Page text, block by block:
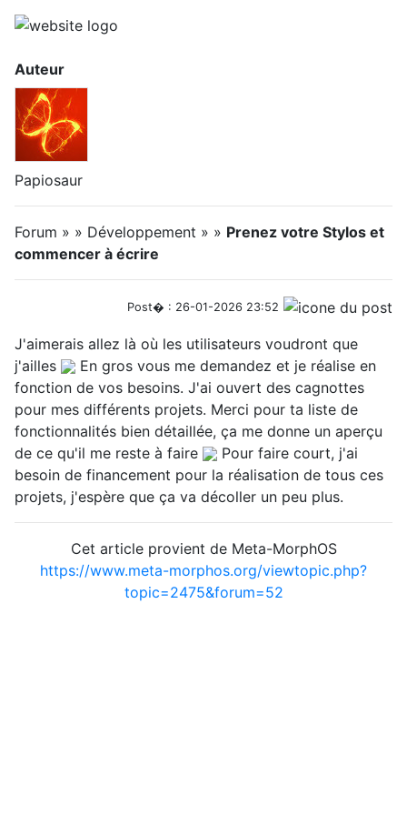
Auteur
Papiosaur
Forum » » Développement » » Prenez votre Stylos et
commencer à écrire
Post� : 26-01-2026 23:52
J'aimerais allez là où les utilisateurs voudront que
j'ailles
En gros vous me demandez et je réalise en
fonction de vos besoins. J'ai ouvert des cagnottes
pour mes différents projets. Merci pour ta liste de
fonctionnalités bien détaillée, ça me donne un aperçu
de ce qu'il me reste à faire
Pour faire court, j'ai
besoin de financement pour la réalisation de tous ces
projets, j'espère que ça va décoller un peu plus.
Cet article provient de Meta-MorphOS
https://www.meta-morphos.org/viewtopic.php?
topic=2475&forum=52